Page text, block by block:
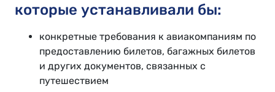
которые устанавливали бы:
конкретные требования к авиакомпаниям по
предоставлению билетов, багажных билетов
и других документов, связанных с
путешествием